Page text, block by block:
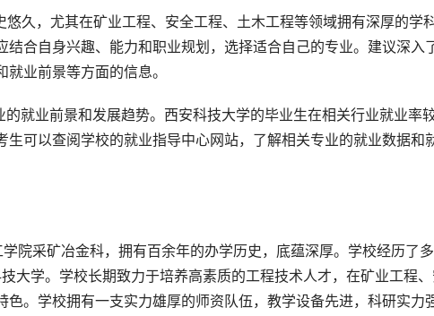
悠久，尤其在矿业工程、安全工程、土木工程等领域拥有深厚的学
合自身兴趣、能力和职业规划，选择适合自己的专业。建议深入
业前景等方面的信息。
的就业前景和发展趋势。西安科技大学的毕业生在相关行业就业率
可以查阅学校的就业指导中心网站，了解相关专业的就业数据和
大学。学校长期致力于培养高素质的工程技术人才，在矿业工程
。学校拥有一支实力雄厚的师资队伍，教学设备先进，科研实力